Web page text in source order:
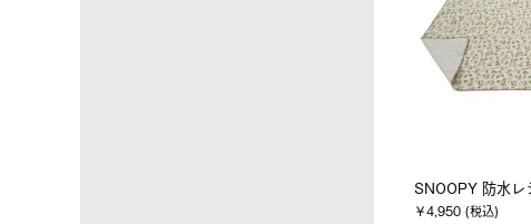
SNOOPY 防水レ
￥4,950 (税込)